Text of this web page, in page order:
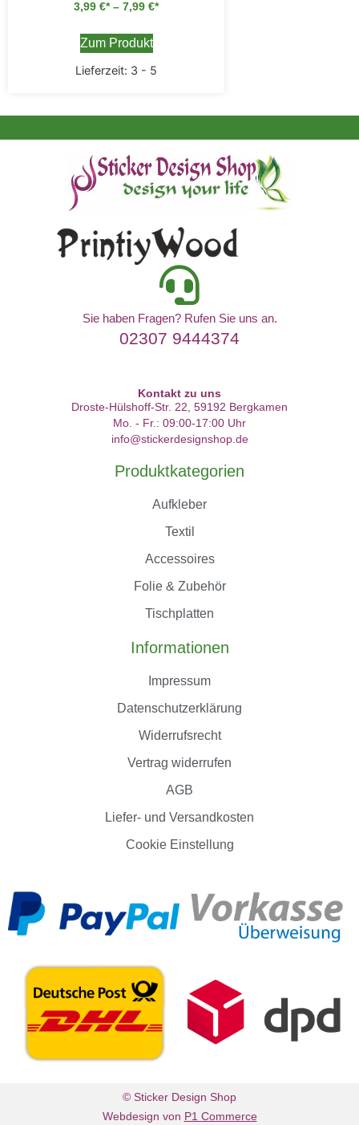
3,99 € – 7,99 €
Zum Produkt
Lieferzeit: 3 - 5
Sie haben Fragen? Rufen Sie uns an.
02307 9444374
Kontakt zu uns
Droste-Hülshoff-Str. 22, 59192 Bergkamen
Mo. - Fr.: 09:00-17:00 Uhr
info@stickerdesignshop.de
Produktkategorien
Aufkleber
Textil
Accessoires
Folie & Zubehör
Tischplatten
Informationen
Impressum
Datenschutzerklärung
Widerrufsrecht
Vertrag widerrufen
AGB
Liefer- und Versandkosten
Cookie Einstellung
© Sticker Design Shop
Webdesign von P1 Commerce